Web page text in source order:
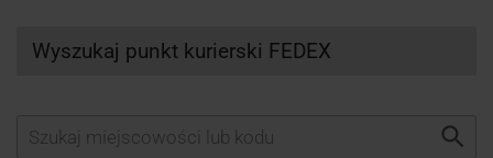
Wyszukaj punkt kurierski FEDEX